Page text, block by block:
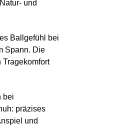
und
Ballgefühl bei
Spann. Die
bei
präzises
und